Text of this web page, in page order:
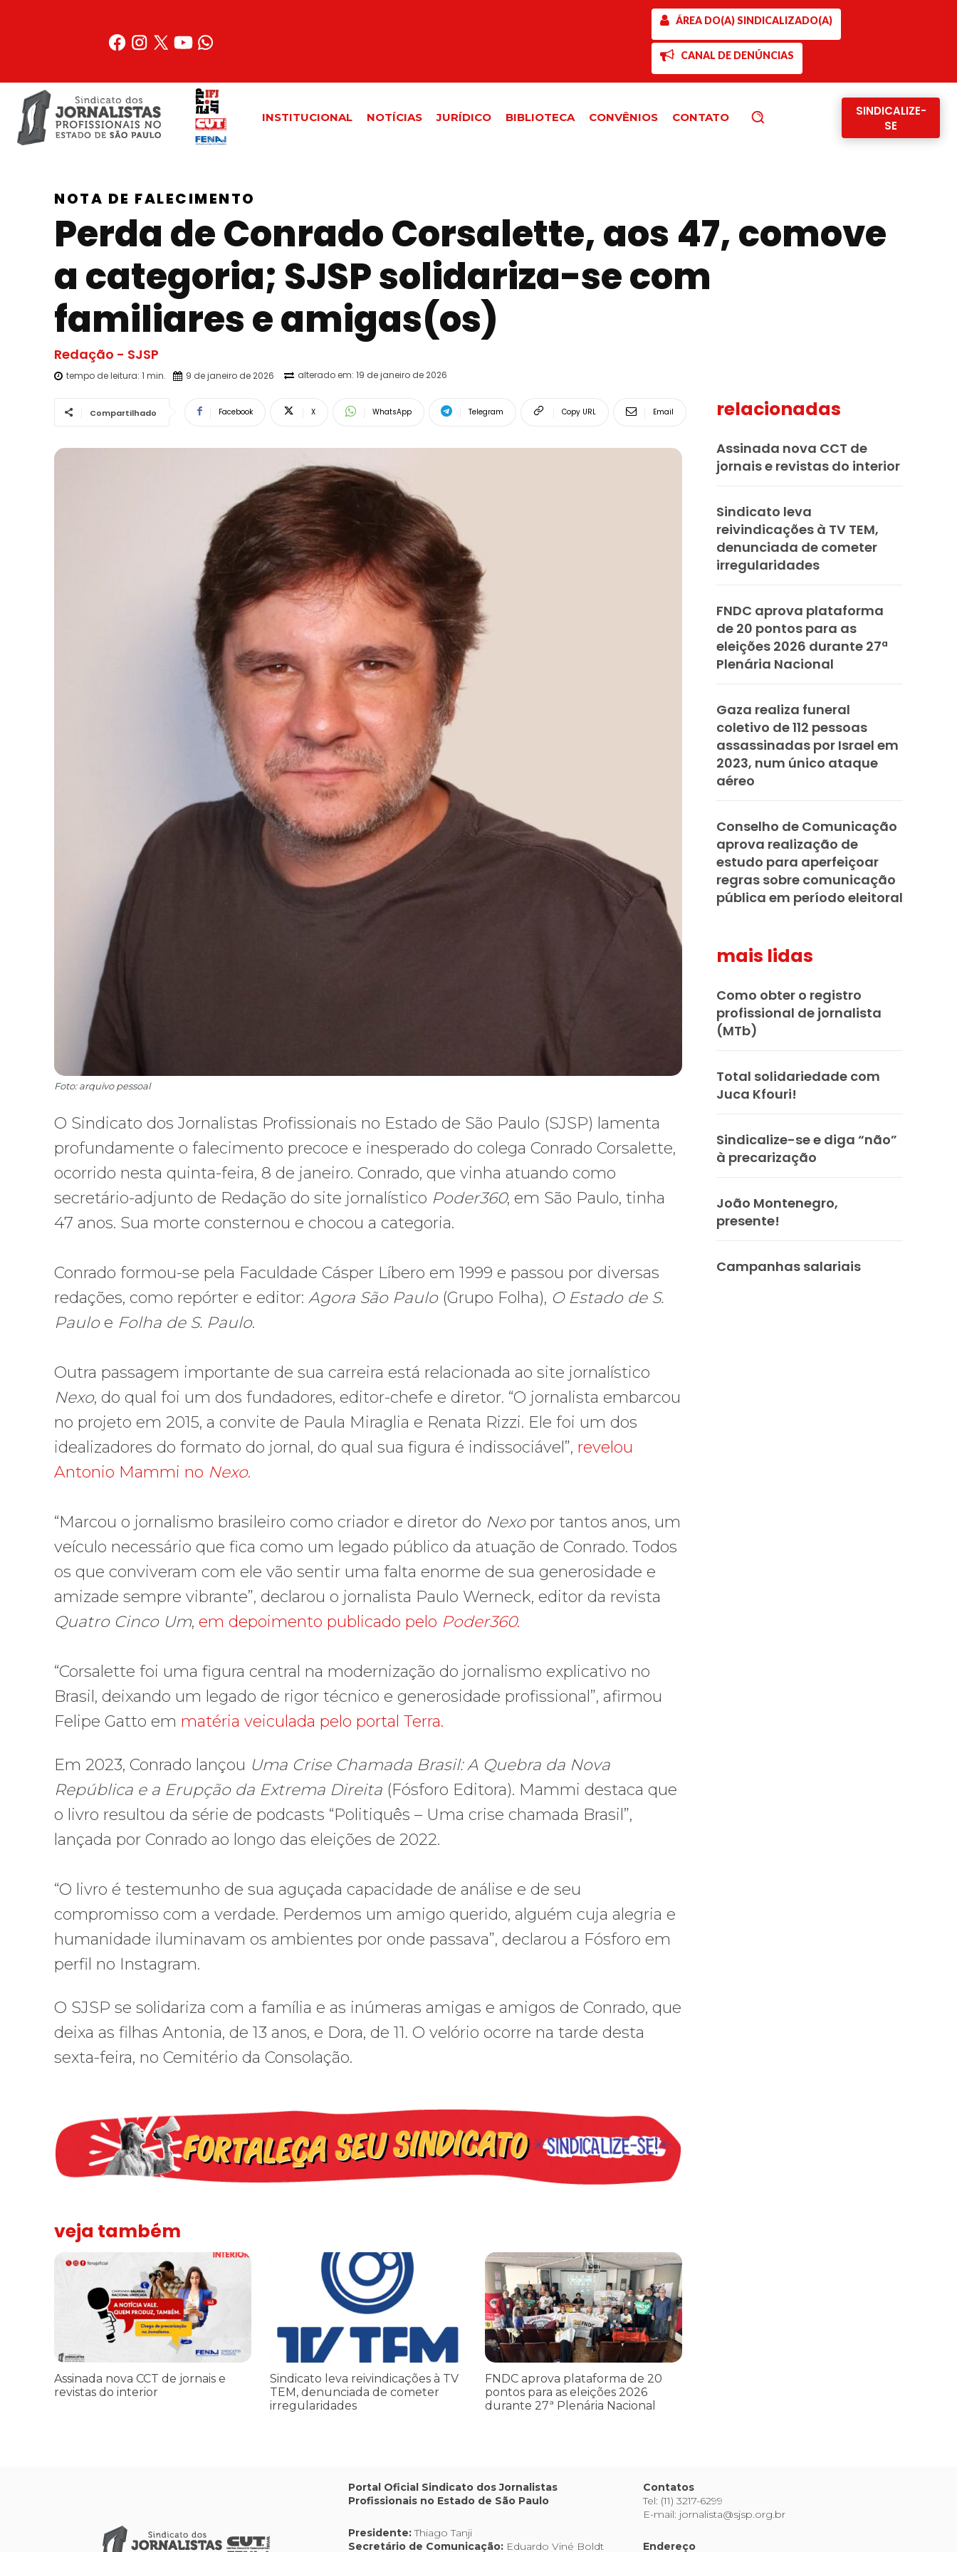
ÁREA DO(A) SINDICALIZADO(A)
CANAL DE DENÚNCIAS
INSTITUCIONAL NOTÍCIAS JURÍDICO BIBLIOTECA CONVÊNIOS CONTATO
SINDICALIZE-
SE
NOTA DE FALECIMENTO
Perda de Conrado Corsalette, aos 47, comove
a categoria; SJSP solidariza-se com
familiares e amigas(os)
Redação - SJSP
tempo de leitura: 1 min. 9 de janeiro de 2026 alterado em: 19 de janeiro de 2026
Compartilhado Facebook X WhatsApp Telegram Copy URL Email
Foto: arquivo pessoal
O Sindicato dos Jornalistas Profissionais no Estado de São Paulo (SJSP) lamenta
profundamente o falecimento precoce e inesperado do colega Conrado Corsalette,
ocorrido nesta quinta-feira, 8 de janeiro. Conrado, que vinha atuando como
secretário-adjunto de Redação do site jornalístico Poder360, em São Paulo, tinha
47 anos. Sua morte consternou e chocou a categoria.
Conrado formou-se pela Faculdade Cásper Líbero em 1999 e passou por diversas
redações, como repórter e editor: Agora São Paulo(Grupo Folha), O Estado de S.
Pauloe Folha de S. Paulo.
Outra passagem importante de sua carreira está relacionada ao site jornalístico
Nexo, do qual foi um dos fundadores, editor-chefe e diretor. “O jornalista embarcou
no projeto em 2015, a convite de Paula Miraglia e Renata Rizzi. Ele foi um dos
idealizadores do formato do jornal, do qual sua figura é indissociável”, revelou
Antonio Mammi no Nexo.
“Marcou o jornalismo brasileiro como criador e diretor do Nexopor tantos anos, um
veículo necessário que fica como um legado público da atuação de Conrado. Todos
os que conviveram com ele vão sentir uma falta enorme de sua generosidade e
amizade sempre vibrante”, declarou o jornalista Paulo Werneck, editor da revista
Quatro Cinco Um, em depoimento publicado pelo Poder360.
“Corsalette foi uma figura central na modernização do jornalismo explicativo no
Brasil, deixando um legado de rigor técnico e generosidade profissional”, afirmou
Felipe Gatto em matéria veiculada pelo portal Terra.
Em 2023, Conrado lançou Uma Crise Chamada Brasil: A Quebra da Nova
República e a Erupção da Extrema Direita (Fósforo Editora). Mammi destaca que
o livro resultou da série de podcasts “Politiquês – Uma crise chamada Brasil”,
lançada por Conrado ao longo das eleições de 2022.
“O livro é testemunho de sua aguçada capacidade de análise e de seu
compromisso com a verdade. Perdemos um amigo querido, alguém cuja alegria e
humanidade iluminavam os ambientes por onde passava”, declarou a Fósforo em
perfil no Instagram.
O SJSP se solidariza com a família e as inúmeras amigas e amigos de Conrado, que
deixa as filhas Antonia, de 13 anos, e Dora, de 11. O velório ocorre na tarde desta
sexta-feira, no Cemitério da Consolação.
veja também
Assinada nova CCT de jornais e revistas do interior
Assinada nova CCT de jornais e
revistas do interior
Sindicato leva reivindicações à TV TEM, denunciada de cometer irregularidades
Sindicato leva reivindicações à TV
TEM, denunciada de cometer
irregularidades
FNDC aprova plataforma de 20 pontos para as eleições 2026 durante 27ª Plenária Nacional
FNDC aprova plataforma de 20
pontos para as eleições 2026
durante 27ª Plenária Nacional
relacionadas
Assinada nova CCT de
jornais e revistas do interior
Sindicato leva
reivindicações à TV TEM,
denunciada de cometer
irregularidades
FNDC aprova plataforma
de 20 pontos para as
eleições 2026 durante 27ª
Plenária Nacional
Gaza realiza funeral
coletivo de 112 pessoas
assassinadas por Israel em
2023, num único ataque
aéreo
Conselho de Comunicação
aprova realização de
estudo para aperfeiçoar
regras sobre comunicação
pública em período eleitoral
mais lidas
Como obter o registro
profissional de jornalista
(MTb)
Total solidariedade com
Juca Kfouri!
Sindicalize-se e diga “não”
à precarização
João Montenegro,
presente!
Campanhas salariais
Portal Oficial Sindicato dos Jornalistas
Profissionais no Estado de São Paulo
Presidente:Thiago Tanji
Secretário de Comunicação: Eduardo Viné Boldt
Contatos
Tel: (11) 3217-6299
E-mail: jornalista@sjsp.org.br
Endereço